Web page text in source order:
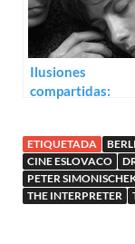
Ilusiones
compartidas:
ETIQUETADA
CINE ESLOVACO
PETER
THE INTERPRETER